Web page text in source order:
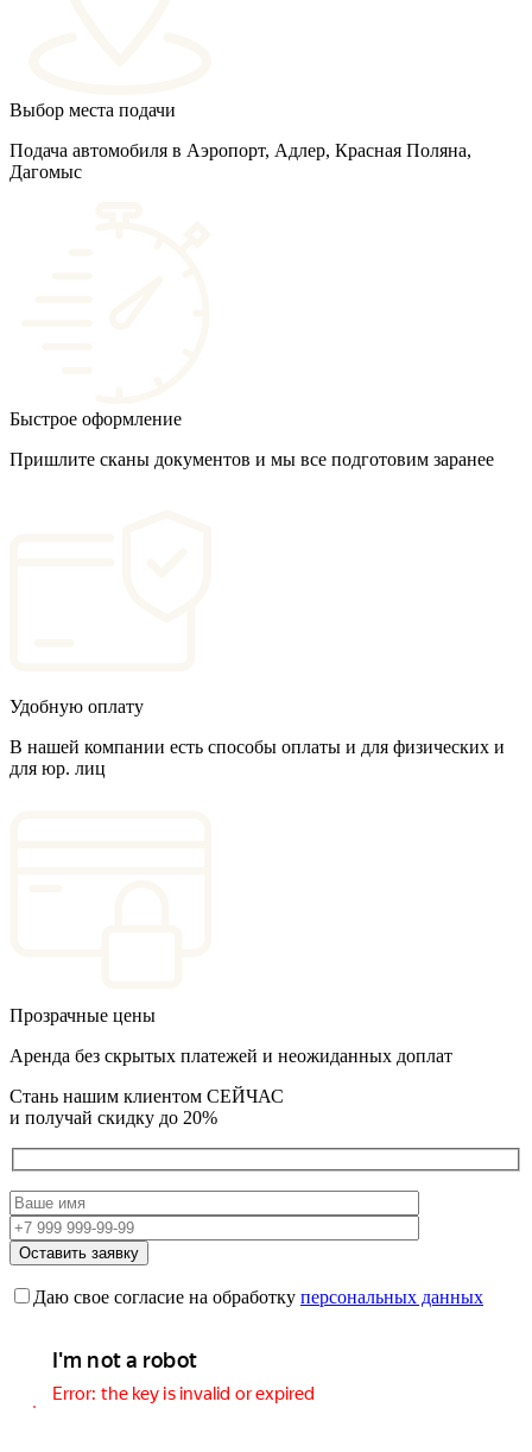
Выбор места подачи
Подача автомобиля в Аэропорт, Адлер, Красная Поляна,
Дагомыс
Быстрое оформление
Пришлите сканы документов и мы все подготовим заранее
Удобную оплату
В нашей компании есть способы оплаты и для физических и
для юр. лиц
Прозрачные цены
Аренда без скрытых платежей и неожиданных доплат
Стань нашим клиентом СЕЙЧАС
и получай скидку до 20%
Даю свое согласие на обработку персональных данных